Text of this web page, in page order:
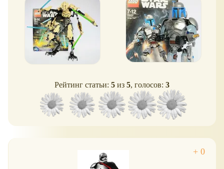
Рейтинг статьи: 5 из 5, голосов: 3